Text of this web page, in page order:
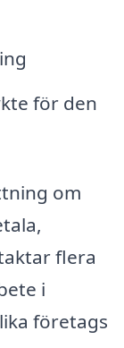
för den
om
flera
i
företags